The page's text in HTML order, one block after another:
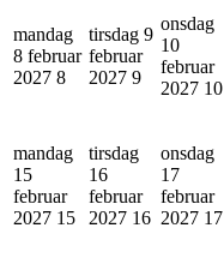
mandag
8 februar
2027 8
tirsdag 9
februar
2027 9
onsdag
10
februar
2027 10
mandag
15
februar
2027 15
tirsdag
16
februar
2027 16
onsdag
17
februar
2027 17